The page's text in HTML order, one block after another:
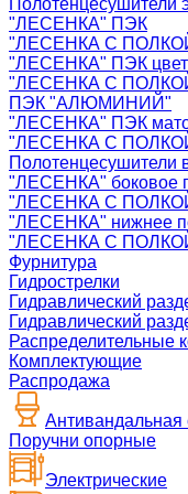
Полотенцесушители
"ЛЕСЕНКА" ПЭК
"ЛЕСЕНКА С
"ЛЕСЕНКА" ПЭК
"ЛЕСЕНКА С
ПЭК "АЛЮМИНИЙ"
"ЛЕСЕНКА" ПЭК
"ЛЕСЕНКА С
Полотенцесушители
"ЛЕСЕНКА" боковое
"ЛЕСЕНКА С
"ЛЕСЕНКА" нижнее
"ЛЕСЕНКА С
Фурнитура
Гидрострелки
Гидравлический
Гидравлический
Распределительные
Комплектующие
Распродажа
Антивандальная
Поручни опорные
Электрические